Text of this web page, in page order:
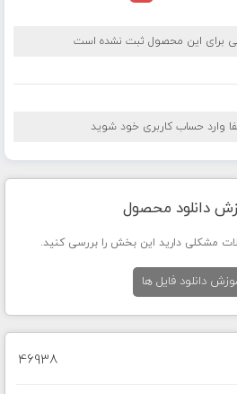
برای این محصول ثبت نشده است
وارد حساب کاربری خود شوید
دانلود محصول
مشکلی دارید این بخش را بررسی کنید.
دانلود فایل ها
46938